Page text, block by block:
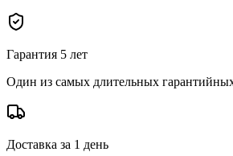
Гарантия 5 лет
Один из самых длительных
Доставка за 1 день